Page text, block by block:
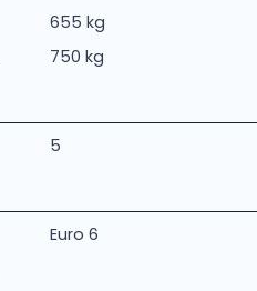
655 kg
750 kg
5
Euro 6